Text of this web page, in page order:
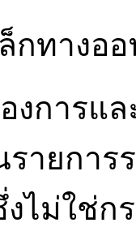
กทางอ
งการแ
ายการ
งไม่ใช่